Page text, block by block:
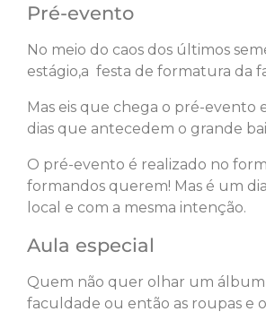
Pré-evento
No meio do caos dos últimos
estágio,a festa de formatura da
Mas eis que chega o pré-evento
dias que antecedem o grande
O pré-evento é realizado no
formandos querem! Mas é um
local e com a mesma intenção.
Aula especial
Quem não quer olhar um
faculdade ou então as roupas e